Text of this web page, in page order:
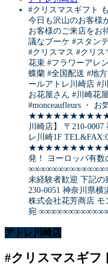
#クリスマスギフト
今日も沢山のお客様
お客様のご来店をお
議なブーケ #スタン
#クリスマス #クリ
花束 #フラワーアレ
蝶蘭 #全国配送 #地
ールアトレ川崎店 #
お花屋さん #川崎花
#monceaufleurs ・ お
川崎店】 〒210-
レ川崎1F
発！ ヨーロッパ有数
未経験者歓迎 下記の
230-0051 神奈川県横
株式会社花芳商店
宛
アトレ川崎店
#クリスマスギフ